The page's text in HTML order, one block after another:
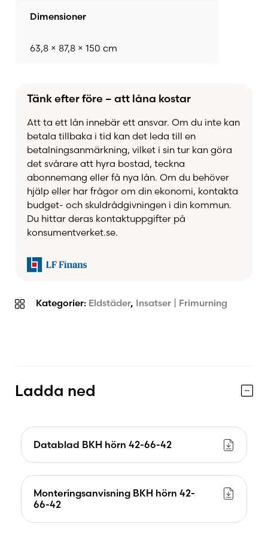
behaglig värme för både moderna villor och
med komponenter i gjutjärn och slitstark
värmeavgivning.
Hos Kaminbutiken hjälper vi dig genom hela
processen – från projektering och design till
färdig installation. Tillsammans skapar vi en
skräddarsydd hörnspis där BRUNNERs
premiumkvalitet möter svenskt hantverk och ett
resultat som håller i generationer.
Kaminbutiken rekommenderar
Vi rekommenderarBRUNNER BKH 42/66/42
funktion och en levande eldupplevelse ska
samverka.
Fördelar med BRUNNER BKH
42/66/42 Corner – Sidohängd
lucka
Kategorier: Eldstäder, Insatser | Frimurning
Dimensioner
63,8 × 87,8 × 150 cm
Tänk efter före – att låna kostar
Att ta ett lån innebär ett ansvar. Om du inte kan
betala tillbaka i tid kan det leda till en
betalningsanmärkning, vilket i sin tur kan göra
det svårare att hyra bostad, teckna
abonnemang eller få nya lån. Om du behöver
hjälp eller har frågor om din ekonomi, kontakta
budget- och skuldrådgivningen i din kommun.
Du hittar deras kontaktuppgifter på
konsumentverket.se.
Ladda ned
Datablad BKH hörn 42-66-42
Monteringsanvisning BKH hörn 42-
66-42